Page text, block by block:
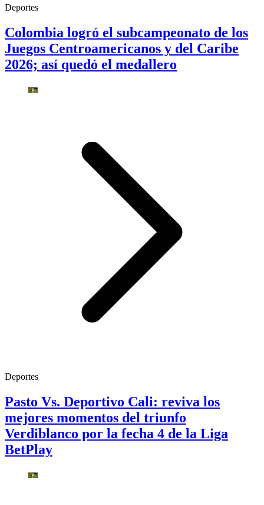
Deportes
Colombia logró el subcampeonato de los
Juegos Centroamericanos y del Caribe
2026; así quedó el medallero
Deportes
Pasto Vs. Deportivo Cali: reviva los
mejores momentos del triunfo
Verdiblanco por la fecha 4 de la Liga
BetPlay